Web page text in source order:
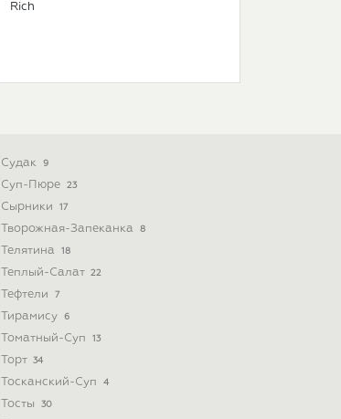
Rich
Судак 9
Суп-Пюре 23
Сырники 17
Творожная-Запеканка 8
Телятина 18
Теплый-Салат 22
Тефтели 7
Тирамису 6
Томатный-Суп 13
Торт 34
Тосканский-Суп 4
Тосты 30